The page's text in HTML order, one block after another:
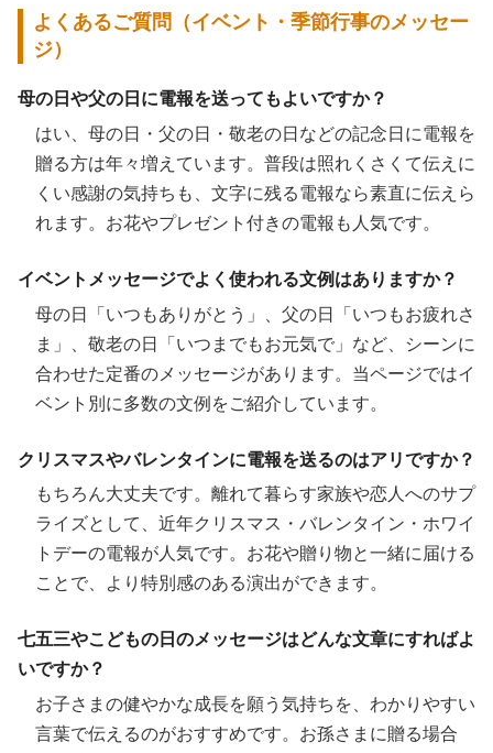
よくあるご質問（イベント・季節行事のメッセー
ジ）
母の日や父の日に電報を送ってもよいですか？
はい、母の日・父の日・敬老の日などの記念日に電報を
贈る方は年々増えています。普段は照れくさくて伝えに
くい感謝の気持ちも、文字に残る電報なら素直に伝えら
れます。お花やプレゼント付きの電報も人気です。
イベントメッセージでよく使われる文例はありますか？
母の日「いつもありがとう」、父の日「いつもお疲れさ
ま」、敬老の日「いつまでもお元気で」など、シーンに
合わせた定番のメッセージがあります。当ページではイ
ベント別に多数の文例をご紹介しています。
クリスマスやバレンタインに電報を送るのはアリですか？
もちろん大丈夫です。離れて暮らす家族や恋人へのサプ
ライズとして、近年クリスマス・バレンタイン・ホワイ
トデーの電報が人気です。お花や贈り物と一緒に届ける
ことで、より特別感のある演出ができます。
七五三やこどもの日のメッセージはどんな文章にすればよ
いですか？
お子さまの健やかな成長を願う気持ちを、わかりやすい
言葉で伝えるのがおすすめです。お孫さまに贈る場合